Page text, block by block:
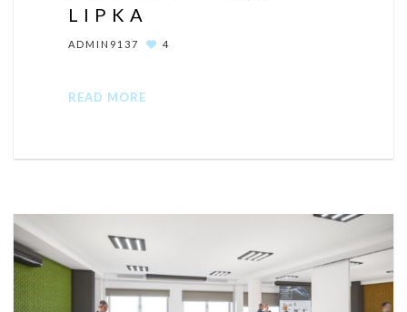
LIPKA
ADMIN9137 4
READ MORE